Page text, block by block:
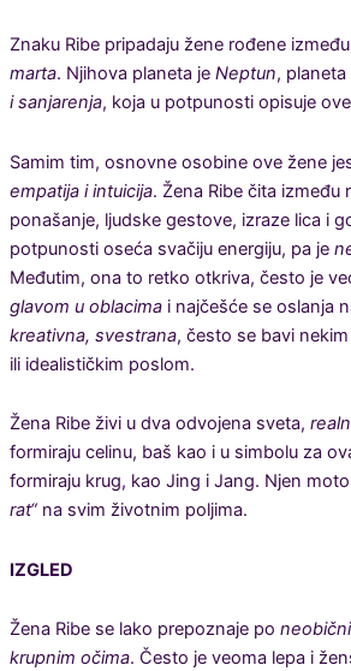
Znaku Ribe pripadaju žene rođene između
marta. Njihova planeta je Neptun, planeta
i sanjarenja, koja u potpunosti opisuje
Samim tim, osnovne osobine ove žene
empatija i intuicija. Žena Ribe čita između
ponašanje, ljudske gestove, izraze lica i
potpunosti oseća svačiju energiju, pa je
Međutim, ona to retko otkriva, često je
glavom u oblacimai najčešće se oslanja
kreativna, svestrana, često se bavi
ili idealističkim poslom.
Žena Ribe živi u dva odvojena sveta,
formiraju celinu, baš kao i u simbolu za
formiraju krug, kao Jing i Jang. Njen
rat“ na svim životnim poljima.
IZGLED
Žena Ribe se lako prepoznaje po
krupnim očima. Često je veoma lepa i